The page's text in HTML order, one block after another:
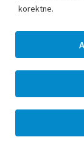
korektne.
Email:
Webmaster:
2026 ©
Tvorba web